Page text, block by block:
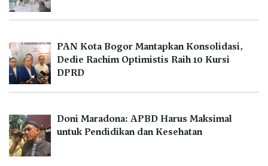
PAN Kota Bogor Mantapkan Konsolidasi,
Dedie Rachim Optimistis Raih 10 Kursi
DPRD
Doni Maradona: APBD Harus Maksimal
untuk Pendidikan dan Kesehatan